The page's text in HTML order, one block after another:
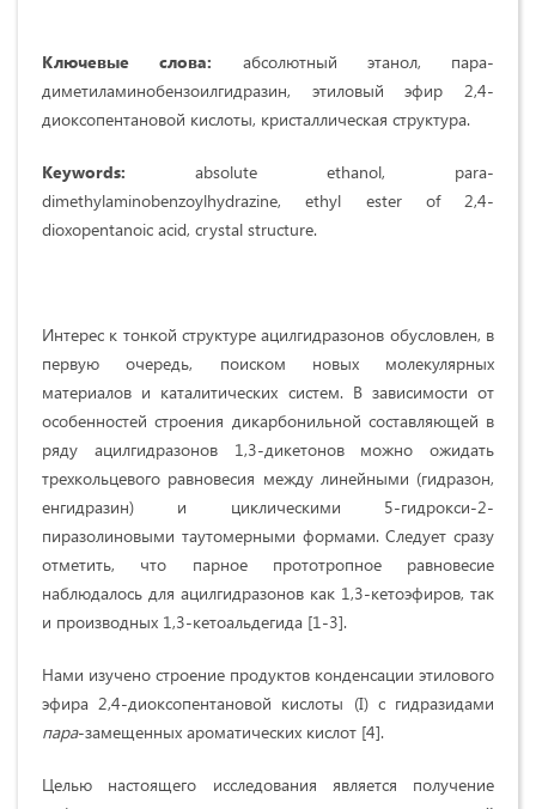
Ключевые слова: абсолютный этанол, пара-
диметиламинобензоилгидразин, этиловый эфир 2,4-
диоксопентановой кислоты, кристаллическая структура.
Keywords: absolute ethanol, para-
dimethylaminobenzoylhydrazine, ethyl ester of 2,4-
dioxopentanoic acid, crystal structure.
Интерес к тонкой структуре ацилгидразонов обусловлен, в
первую очередь, поиском новых молекулярных
материалов и каталитических систем. В зависимости от
особенностей строения дикарбонильной составляющей в
ряду ацилгидразонов 1,3-дикетонов можно ожидать
трехкольцевого равновесия между линейными (гидразон,
енгидразин) и циклическими 5-гидрокси-2-
пиразолиновыми таутомерными формами. Следует сразу
отметить, что парное прототропное равновесие
наблюдалось для ацилгидразонов как 1,3-кетоэфиров, так
и производных 1,3-кетоальдегида [1-3].
Нами изучено строение продуктов конденсации этилового
эфира 2,4-диоксопентановой кислоты (I) с гидразидами
пара-замещенных ароматических кислот [4].
Целью настоящего исследования является получение